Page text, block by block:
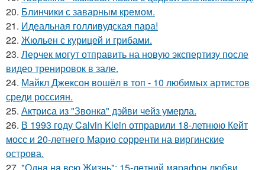
20. Блинчики с заварным кремом.
21. Идеальная голливудская пара!
22. Жюльен с курицей и грибами.
23. Лерчек могут отправить на новую экспертизу после
видео тренировок в зале.
24. Майкл Джексон вошёл в топ - 10 любимых артистов
среди россиян.
25. Актриса из "Звонка" дэйви чейз умерла.
26. В 1993 году Calvin Klein отправили 18-летнюю Кейт
мосс и 20-летнего Марио сорренти на виргинские
острова.